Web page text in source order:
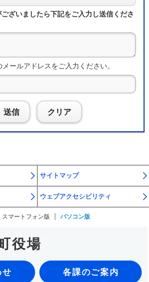
ざいましたら下記をご入力し送信くださ
ールアドレスをご入力ください。
送信 クリア
サイトマップ
ウェブアクセシビリティ
スマートフォン版 パソコン版
役場
せ 各課のご案内